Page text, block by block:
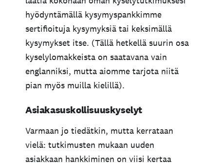
hyödyntämällä kysymyspankkimme
sertifioituja kysymyksiä tai keksimällä
kysymykset itse. (Tällä hetkellä suurin osa
kyselylomakkeista on saatavana vain
englanniksi, mutta aiomme tarjota niitä
pian myös muilla kielillä).
Asiakasuskollisuuskyselyt
Varmaan jo tiedätkin, mutta kerrataan
vielä: tutkimusten mukaan uuden
asiakkaan hankkiminen on viisi kertaa